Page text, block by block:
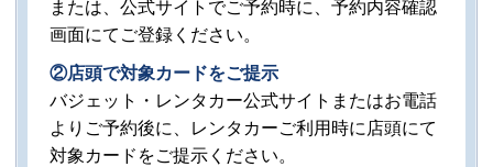
または、公式サイトでご予約時に、予約内容確認
画面にてご登録ください。
②店頭で対象カードをご提示
バジェット・レンタカー公式サイトまたはお電話
よりご予約後に、レンタカーご利用時に店頭にて
対象カードをご提示ください。